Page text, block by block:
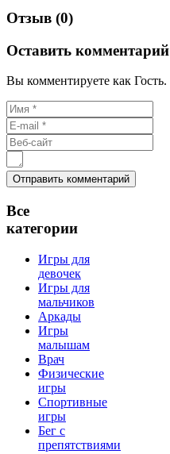
Отзыв (0)
Оставить комментарий
Вы комментируете как Гость.
Все
категории
Игры для
девочек
Игры для
мальчиков
Аркады
Игры
малышам
Врач
Физические
игры
Спортивные
игры
Бег с
препятствиями